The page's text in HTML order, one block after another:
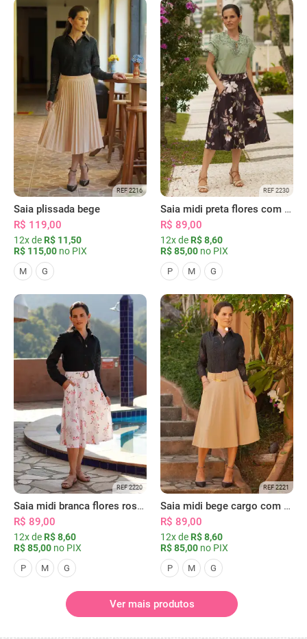
REF 2216
Saia plissada bege
R$ 119,00
12x de R$ 11,50
R$ 115,00 no PIX
M G
REF 2230
Saia midi preta flores com bolsos
R$ 89,00
12x de R$ 8,60
R$ 85,00 no PIX
P M G
REF 2220
Saia midi branca flores rosas com bolsos
R$ 89,00
12x de R$ 8,60
R$ 85,00 no PIX
P M G
REF 2221
Saia midi bege cargo com bolsos
R$ 89,00
12x de R$ 8,60
R$ 85,00 no PIX
P M G
Ver mais produtos